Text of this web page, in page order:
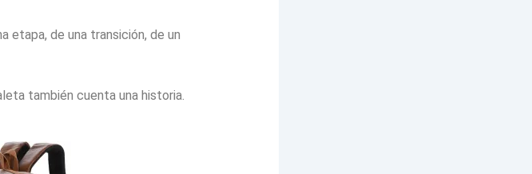
etapa, de una transición, de un
también cuenta una historia.